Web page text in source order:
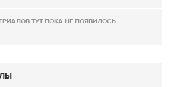
ТУТ ПОКА НЕ ПОЯВИЛОСЬ